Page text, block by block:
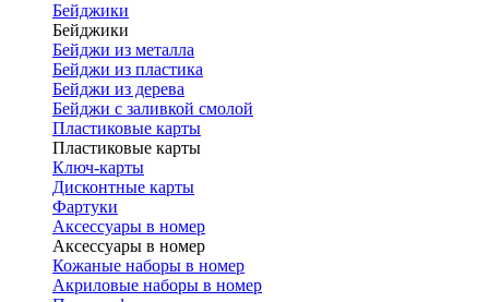
Бейджики
Бейджики
Бейджи из металла
Бейджи из пластика
Бейджи из дерева
Бейджи с заливкой смолой
Пластиковые карты
Пластиковые карты
Ключ-карты
Дисконтные карты
Фартуки
Аксессуары в номер
Аксессуары в номер
Кожаные наборы в номер
Акриловые наборы в номер